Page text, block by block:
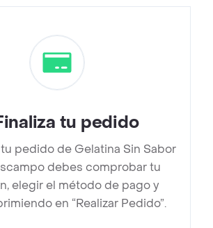
tu pedido
pedido de Gelatina Sin Sabor
debes comprobar tu
elegir el método de pago y
en “Realizar Pedido”.